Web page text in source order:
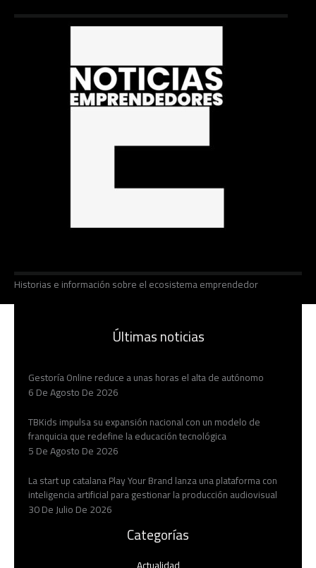
Historias e información sobre el ecosistema emprendedor
Últimas noticias
Gestoría Online reduce a unas horas el alta de autónomo
6 De Agosto De 2026
TBKids impulsa su expansión nacional con un modelo de
franquicia que redefine la educación tecnológica
5 De Agosto De 2026
La start up catalana Play Your Brand lanza una plataforma con
inteligencia artificial para gestionar la producción audiovisual
30 De Julio De 2026
Categorías